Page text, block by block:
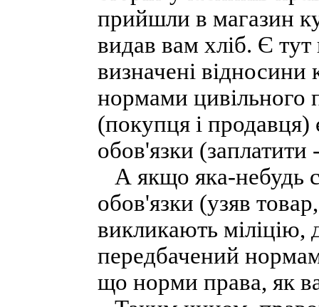
прийшли в магазин
видав вам хліб. Є
визначені відносини
нормами цивільного
(покупця і продавця)
обов'язки
А якщо яка-небудь
обов'язки (узяв
викликають міліцію,
передбачений
що норми права, як